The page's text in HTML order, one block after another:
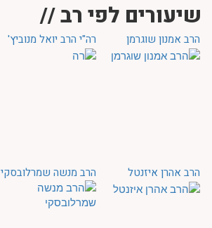
שיעורים לפי רב //
הרב אמנון שוגרמן רה"י הרב יואל מנוביץ'
הרב אהרן איזנטל הרב מנשה שמרלובסקי